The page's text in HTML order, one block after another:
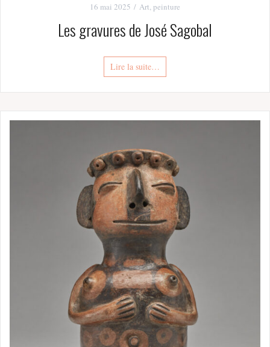
16 mai 2025 Art peinture
Les gravures de José Sagobal
Lire la suite…